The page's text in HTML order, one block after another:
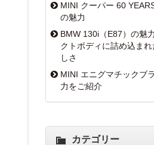
MINI クーパー 60
の魅力
BMW 130i（E87）の魅
クトボディに詰め込まれ
しさ
MINI エニグマチックブ
力をご紹介
カテゴリー